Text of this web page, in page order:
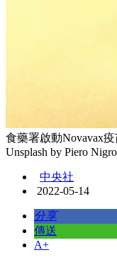
食藥署啟動Novavax
Unsplash by Piero Nigro
中央社
2022-05-14
分享
傳送
A+